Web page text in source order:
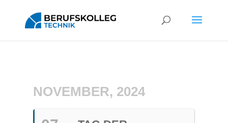
NOVEMBER, 2024